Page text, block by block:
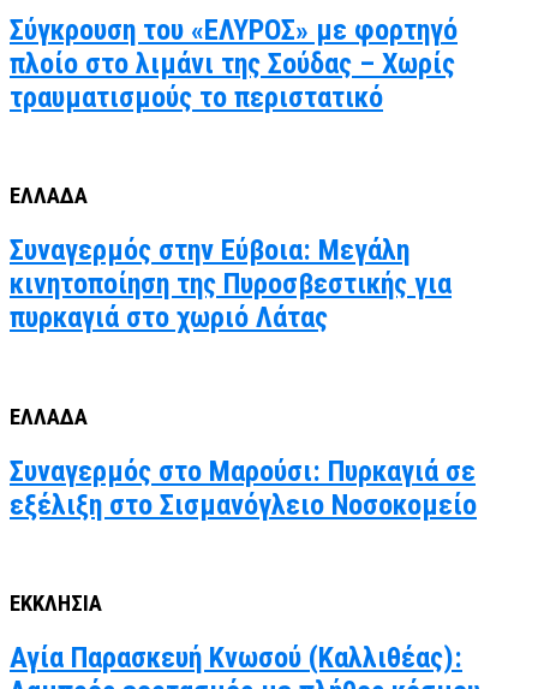
Σύγκρουση του «ΕΛΥΡΟΣ» με φορτηγό
πλοίο στο λιμάνι της Σούδας – Χωρίς
τραυματισμούς το περιστατικό
ΕΛΛΑΔΑ
Συναγερμός στην Εύβοια: Μεγάλη
κινητοποίηση της Πυροσβεστικής για
πυρκαγιά στο χωριό Λάτας
ΕΛΛΑΔΑ
Συναγερμός στο Μαρούσι: Πυρκαγιά σε
εξέλιξη στο Σισμανόγλειο Νοσοκομείο
ΕΚΚΛΗΣΙΑ
Αγία Παρασκευή Κνωσού (Καλλιθέας):